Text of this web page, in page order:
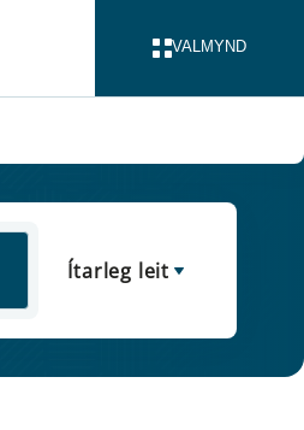
VALMYND
Ítarleg leit